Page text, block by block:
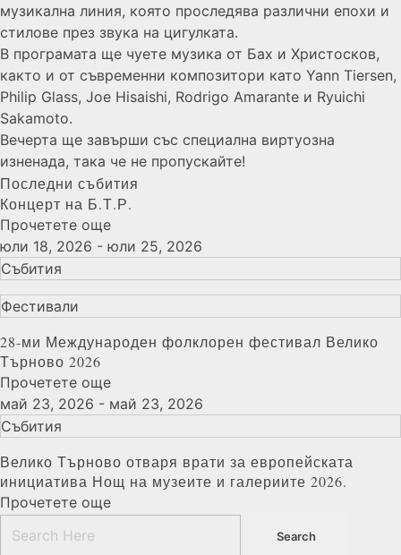
музикална линия, която проследява различни епохи и
стилове през звука на цигулката.
В програмата ще чуете музика от Бах и Христосков,
както и от съвременни композитори като Yann Tiersen,
Philip Glass, Joe Hisaishi, Rodrigo Amarante и Ryuichi
Sakamoto.
Вечерта ще завърши със специална виртуозна
изненада, така че не пропускайте!
Последни събития
Концерт на Б.Т.Р.
Прочетете още
юли 18, 2026 - юли 25, 2026
Събития
Фестивали
28-ми Международен фолклорен фестивал Велико
Търново 2026
Прочетете още
май 23, 2026 - май 23, 2026
Събития
Велико Търново отваря врати за европейската
инициатива Нощ на музеите и галериите 2026.
Прочетете още